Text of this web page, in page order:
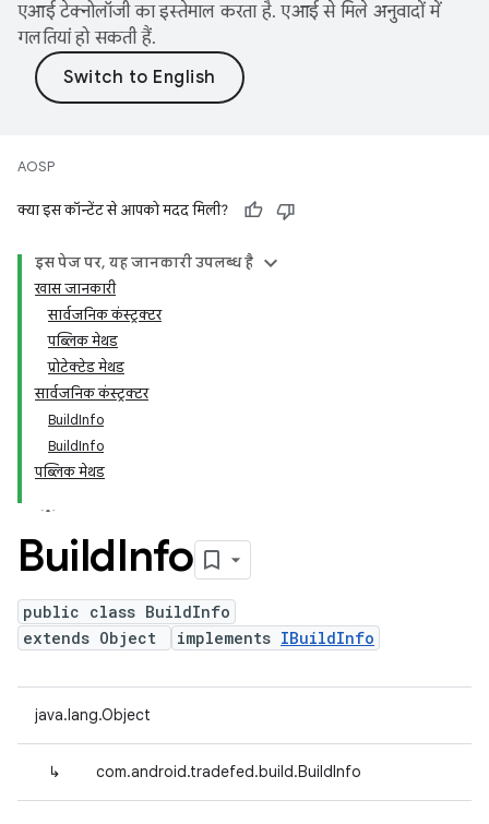
एआई टेक्नोलॉजी का इस्तेमाल करता है. एआई से मिले अनुवादों में
गलतियां हो सकती हैं.
AOSP
क्या इस कॉन्टेंट से आपको मदद मिली?
इस पेज पर, यह जानकारी उपलब्ध है
खास जानकारी
सार्वजनिक कंस्ट्रक्टर
पब्लिक मेथड
प्रोटेक्टेड मेथड
सार्वजनिक कंस्ट्रक्टर
BuildInfo
BuildInfo
पब्लिक मेथड
BuildInfo
public class BuildInfo
extends Object
implements IBuildInfo
java.lang.Object
↳ com.android.tradefed.build.BuildInfo